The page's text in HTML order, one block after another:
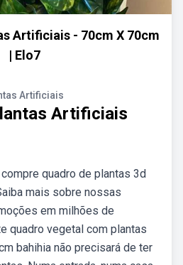
Artificiais - 70cm X 70cm
| Elo7
Artificiais
Artificiais
quadro de plantas 3d
mais sobre nossas
em milhões de
quadro vegetal com plantas
bahihia não precisará de ter